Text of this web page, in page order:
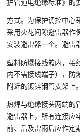
护管道电绝缘标准》的
方式。为保护调控中心
采用火花间隙避雷器作
安装避雷器一个。避雷
塑料防爆接线箱内，接
内不需接线端子），防
附近的镀锌钢管支架上
热焊与绝缘接头两端的
避雷器上，所有连接应
前、后及雷雨后应作定